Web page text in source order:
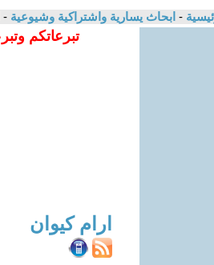
- ابحاث يسارية واشتراكية وشيوعية -
تبرعاتكم
ارام كيوان